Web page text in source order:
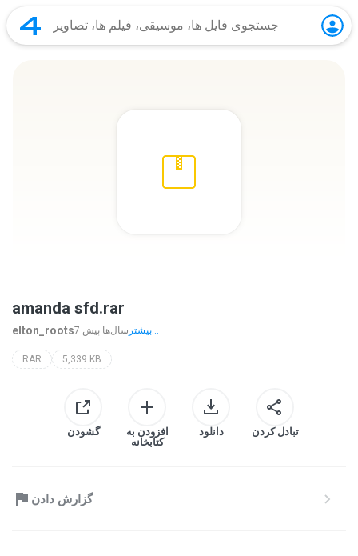
amanda sfd.rar
elton_roots 7 سال‌ها پیش بیشتر...
RAR 5,339 KB
گشودن
افزودن به
کتابخانه
دانلود تبادل کردن
گزارش دادن